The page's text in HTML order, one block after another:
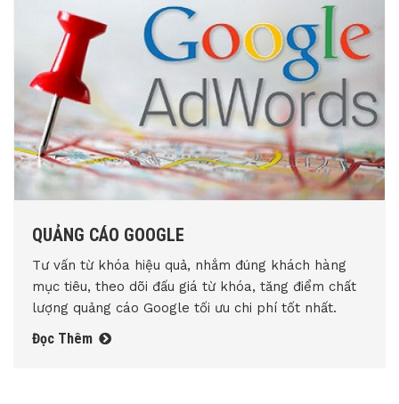
QUẢNG CÁO GOOGLE
Tư vấn từ khóa hiệu quả, nhắm đúng khách hàng
mục tiêu, theo dõi đấu giá từ khóa, tăng điểm chất
lượng quảng cáo Google tối ưu chi phí tốt nhất.
Đọc Thêm